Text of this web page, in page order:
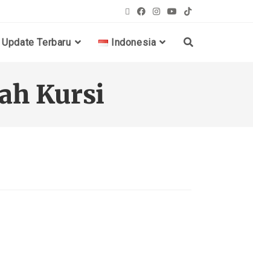
Update Terbaru Indonesia
Kursi